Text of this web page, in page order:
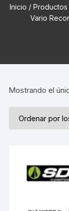
Inicio / Productos
Vario
Mostrando el